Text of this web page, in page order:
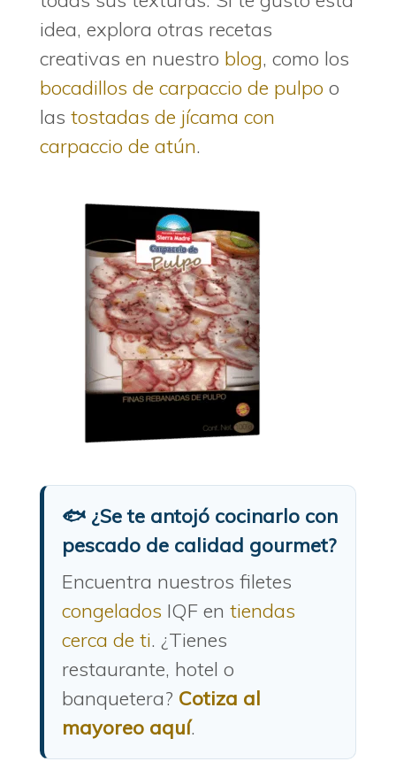
idea, explora otras recetas
creativas en nuestro blog, como los
bocadillos de carpaccio de pulpo o
las tostadas de jícama con
carpaccio de atún.
🐟 ¿Se te antojó cocinarlo con
pescado de calidad gourmet?
Encuentra nuestros filetes
congelados IQF en tiendas
cerca de ti. ¿Tienes
restaurante, hotel o
banquetera? Cotiza al
mayoreo aquí.